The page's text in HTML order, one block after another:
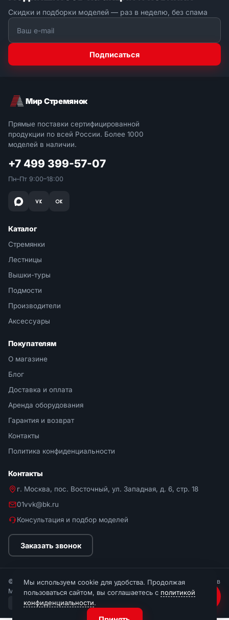
Скидки и подборки моделей — раз в неделю, без спама
Подписаться
Мир Стремянок
Прямые поставки сертифицированной
продукции по всей России. Более 1000
моделей в наличии.
+7 499 399-57-07
Пн–Пт 9:00–18:00
Каталог
Стремянки
Лестницы
Вышки-туры
Подмости
Производители
Аксессуары
Покупателям
О магазине
Блог
Доставка и оплата
Аренда оборудования
Гарантия и возврат
Контакты
Политика конфиденциальности
Контакты
г. Москва, пос. Восточный, ул. Западная, д. 6, стр. 18
01vvk@bk.ru
Консультация и подбор моделей
Заказать звонок
© 2026 Мир Стремянок. Интернет-магазин стремянок и лестниц в
Москве.
МИР СБП Visa Mastercard
Мы используем cookie для удобства. Продолжая
пользоваться сайтом, вы соглашаетесь с политикой
конфиденциальности.